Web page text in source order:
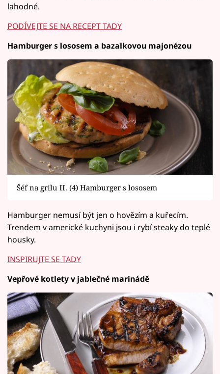
lahodné.
PODÍVEJTE SE NA RECEPT TADY
Hamburger s lososem a bazalkovou majonézou
Šéf na grilu II. (4) Hamburger s lososem
Hamburger nemusí být jen o hovězím a kuřecím.
Trendem v americké kuchyni jsou i rybí steaky do teplé
housky.
INSPIRUJTE SE TADY
Vepřové kotlety v jablečné marinádě